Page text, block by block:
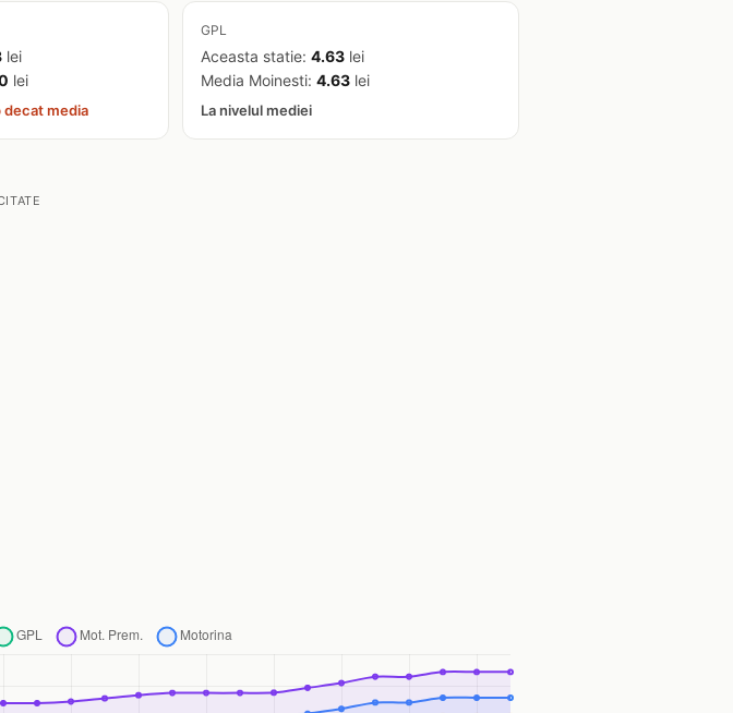
lei
lei
decat media
GPL
Aceasta statie: 4.63lei
Media Moinesti: 4.63lei
La nivelul mediei